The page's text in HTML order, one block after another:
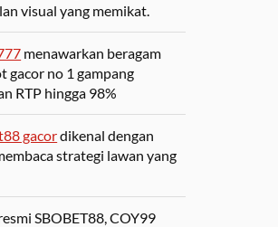
visual yang memikat.
menawarkan beragam
gacor no 1 gampang
RTP hingga 98%
gacordikenal dengan
strategi lawan yang
SBOBET88, COY99